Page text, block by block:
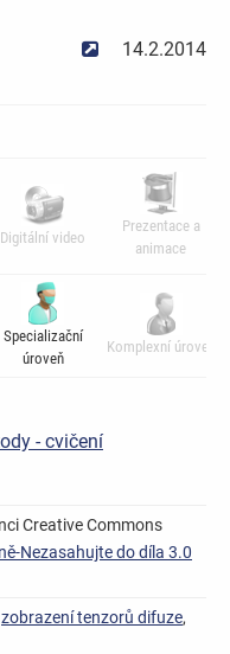
14.2.2014
Digitální video
Prezentace a
animace
Specializační
úroveň
Komplexní úroveň
- cvičení
Creative Commons
Nezasahujte do díla 3.0
zobrazení tenzorů difuze,